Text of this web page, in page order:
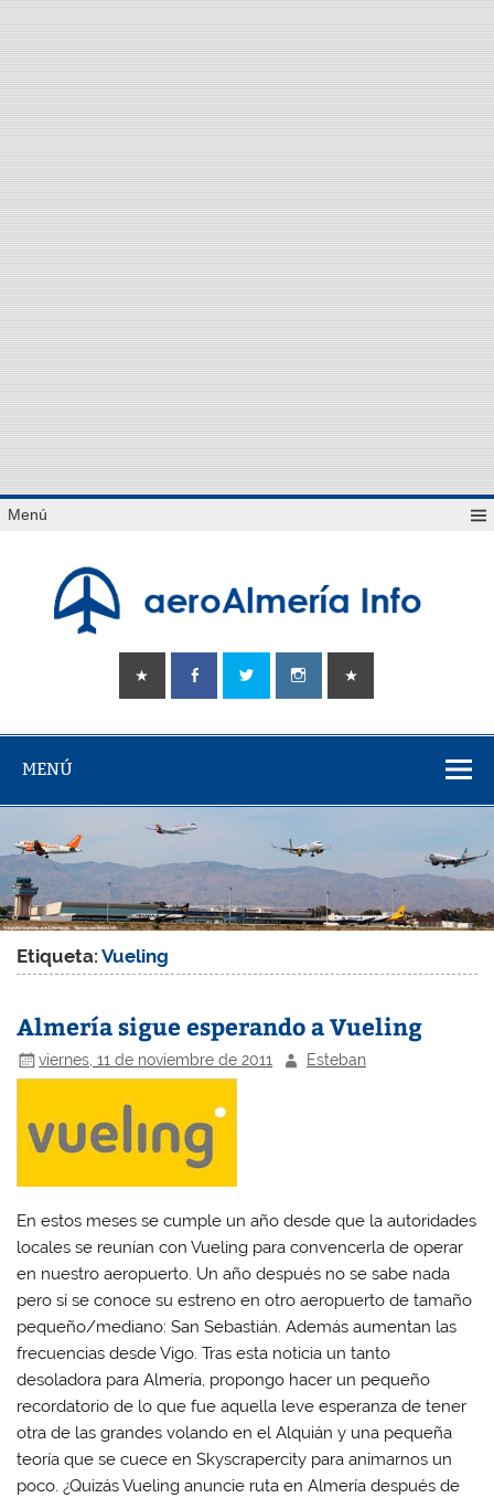
Saltar
alMenú
aeroAlmería
info
Tu portal sobre el aeropuerto de Almería
MENÚ
Etiqueta:Vueling
Almería sigue esperando a Vueling
viernes, 11 de noviembre de 2011 Esteban
En estos meses se cumple un año desde que la autoridades
locales se reunían con Vueling para convencerla de operar
en nuestro aeropuerto. Un año después no se sabe nada
pero sí se conoce su estreno en otro aeropuerto de tamaño
pequeño/mediano: San Sebastián. Además aumentan las
frecuencias desde Vigo. Tras esta noticia un tanto
desoladora para Almería, propongo hacer un pequeño
recordatorio de lo que fue aquella leve esperanza de tener
otra de las grandes volando en el Alquián y una pequeña
teoría que se cuece en Skyscrapercity paraanimarnos un
poco. ¿Quizás Vueling anuncie ruta en Almería después de